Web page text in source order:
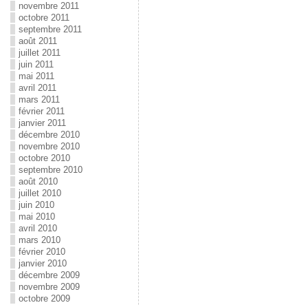
novembre 2011
octobre 2011
septembre 2011
août 2011
juillet 2011
juin 2011
mai 2011
avril 2011
mars 2011
février 2011
janvier 2011
décembre 2010
novembre 2010
octobre 2010
septembre 2010
août 2010
juillet 2010
juin 2010
mai 2010
avril 2010
mars 2010
février 2010
janvier 2010
décembre 2009
novembre 2009
octobre 2009